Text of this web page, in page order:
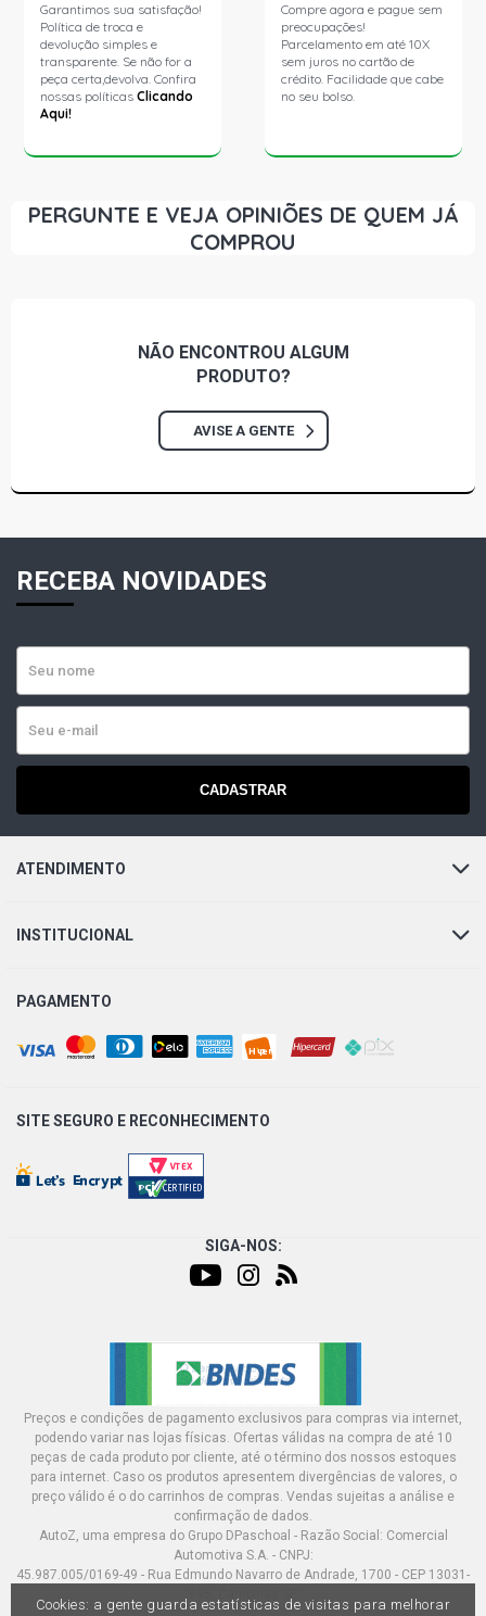
Garantimos sua satisfação!
Política de troca e
devolução simples e
transparente. Se não for a
peça certa,devolva. Confira
nossas políticasClicando
Aqui!
Compre agora e pague sem
preocupações!
Parcelamento em até 10X
sem juros no cartão de
crédito. Facilidade que cabe
no seu bolso.
PERGUNTE E VEJA OPINIÕES DE QUEM JÁ
COMPROU
NÃO ENCONTROU ALGUM
PRODUTO?
AVISE A GENTE
RECEBA NOVIDADES
CADASTRAR
ATENDIMENTO
INSTITUCIONAL
PAGAMENTO
SITE SEGURO E RECONHECIMENTO
SIGA-NOS:
Preços e condições de pagamento exclusivos para compras via internet,
podendo variar nas lojas físicas. Ofertas válidas na compra de até 10
peças de cada produto por cliente, até o término dos nossos estoques
para internet. Caso os produtos apresentem divergências de valores, o
preço válido é o do carrinhos de compras. Vendas sujeitas a análise e
confirmação de dados.
AutoZ, uma empresa do Grupo DPaschoal - Razão Social: Comercial
Automotiva S.A. - CNPJ:
45.987.005/0169-49 - Rua Edmundo Navarro de Andrade, 1700 - CEP 13031-
Cookies: a gente guarda estatísticas de visitas para melhorar